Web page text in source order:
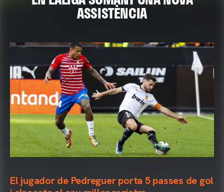
ASSISTÈNCIA
El jugador de Pedreguer porta 5 passes de gol